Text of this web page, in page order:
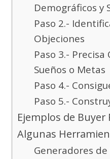
Demográficos y
Paso 2.-
Objeciones
Paso 3.- Precisa
Sueños o Metas
Paso 4.-
Paso 5.-
Ejemplos de Buyer
Algunas
Generadores